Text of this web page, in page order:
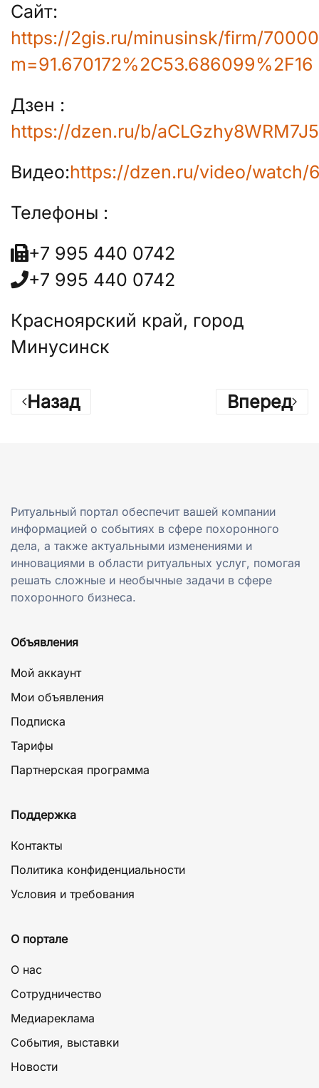
Сайт:
https://2gis.ru/minusinsk/firm/
m=91.670172%2C53.686099%2F16
Дзен :
https://dzen.ru/b/
Видео:https://dzen.ru/video/watch/
Телефоны :
+7 995 440 0742
+7 995 440 0742
Красноярский край, город
Минусинск
Назад Вперед
Ритуальный портал обеспечит вашей компании
информацией о событиях в сфере похоронного
дела, а также актуальными изменениями и
инновациями в области ритуальных услуг, помогая
решать сложные и необычные задачи в сфере
похоронного бизнеса.
Объявления
Мой аккаунт
Мои объявления
Подписка
Тарифы
Партнерская программа
Поддержка
Контакты
Политика конфиденциальности
Условия и требования
О портале
О нас
Сотрудничество
Медиареклама
События, выставки
Новости